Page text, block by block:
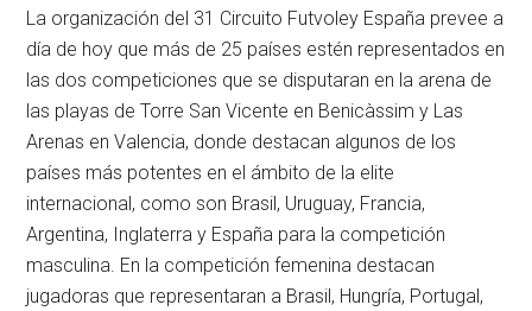
La organización del 31 Circuito Futvoley España prevee a
día de hoy que más de 25 países estén representados en
las dos competiciones que se disputaran en la arena de
las playas de Torre San Vicente en Benicàssim y Las
Arenas en Valencia, donde destacan algunos de los
países más potentes en el ámbito de la elite
internacional, como son Brasil, Uruguay, Francia,
Argentina, Inglaterra y España para la competición
masculina. En la competición femenina destacan
jugadoras que representaran a Brasil, Hungría, Portugal,